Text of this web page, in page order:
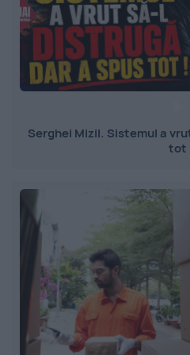
Serghei Mizil. Sistemul a
tot